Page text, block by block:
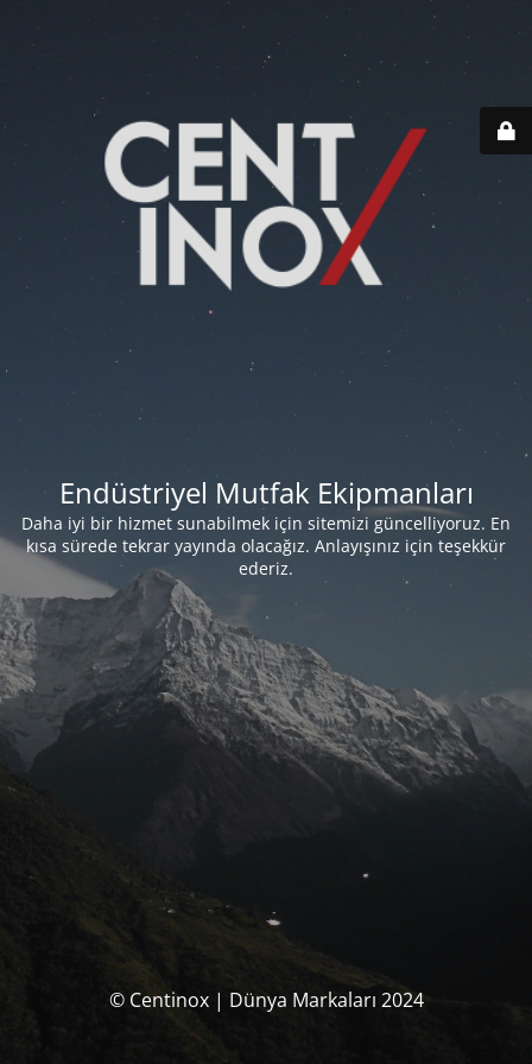
Endüstriyel Mutfak Ekipmanları
Daha iyi bir hizmet sunabilmek için sitemizi güncelliyoruz. En
kısa sürede tekrar yayında olacağız. Anlayışınız için teşekkür
ederiz.
© Centinox | Dünya Markaları 2024